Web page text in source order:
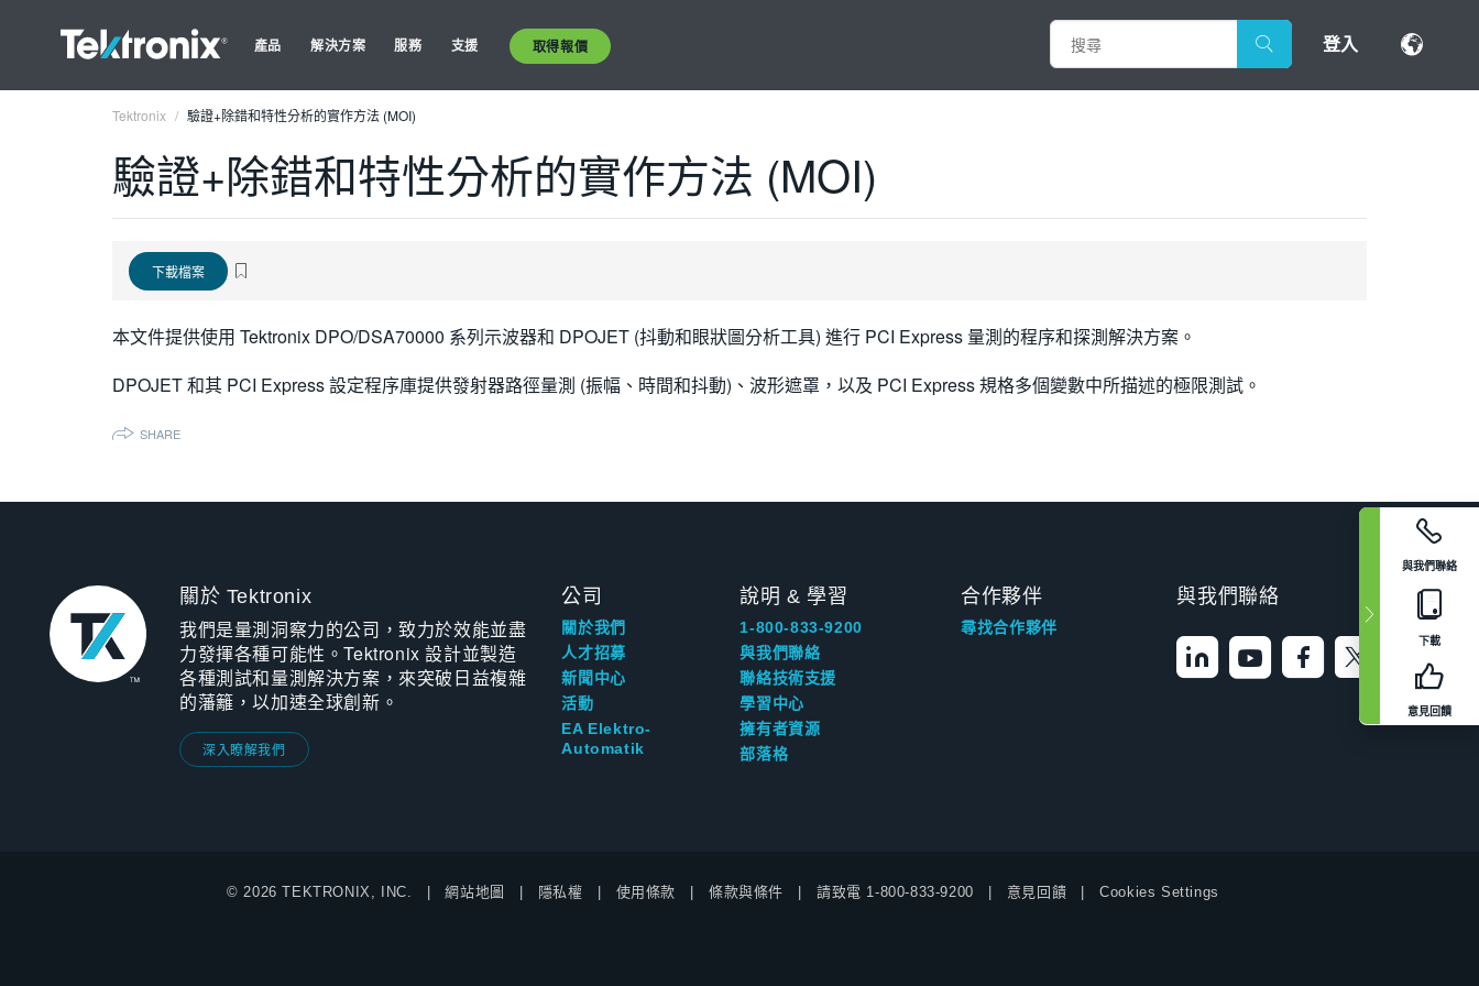
產品 解決方案 服務 支援 取得報價 登入
與我們聯絡
下載
意見回饋
Tektronix 驗證+除錯和特性分析的實作方法 (MOI)
驗證+除錯和特性分析的實作方法 (MOI)
下載檔案
本文件提供使用 Tektronix DPO/DSA70000 系列示波器和 DPOJET (抖動和眼狀圖分析工具) 進行 PCI Express 量測的程序和探測解決方案。
DPOJET 和其 PCI Express 設定程序庫提供發射器路徑量測 (振幅、時間和抖動)、波形遮罩，以及 PCI Express 規格多個變數中所描述的極限測試。
SHARE
關於 Tektronix
我們是量測洞察力的公司，致力於效能並盡
力發揮各種可能性。Tektronix 設計並製造
各種測試和量測解決方案，來突破日益複雜
的藩籬，以加速全球創新。
深入瞭解我們
公司
關於我們
人才招募
新聞中心
活動
EA Elektro-
Automatik
說明 & 學習
1-800-833-9200
與我們聯絡
聯絡技術支援
學習中心
擁有者資源
部落格
合作夥伴
尋找合作夥伴
與我們聯絡
© 2026 TEKTRONIX, INC. 網站地圖 隱私權 使用條款 條款與條件 請致電 1-800-833-9200 意見回饋 Cookies Settings